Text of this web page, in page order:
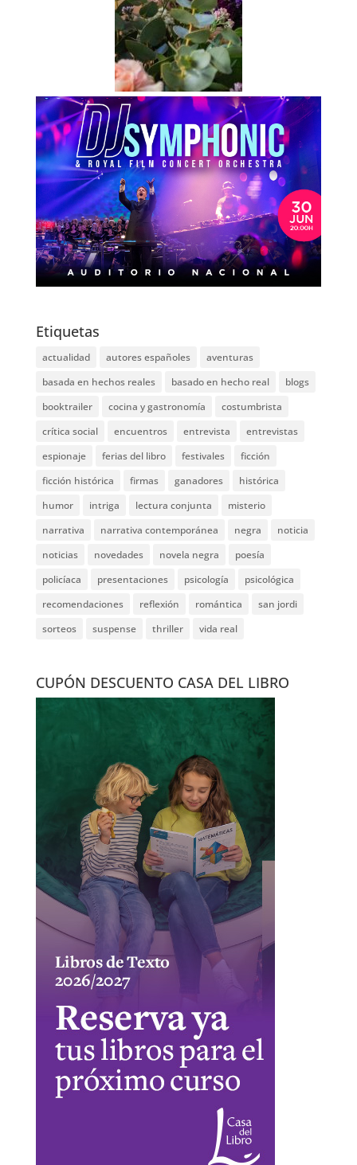
Etiquetas
actualidad autores españoles
aventuras
basada en hechos reales
basado en hecho real
blogs
booktrailer
cocina y gastronomía
costumbrista
crítica social
encuentros entrevista
entrevistas
espionaje
ferias del libro festivales
ficción
ficción histórica
firmas ganadores
histórica
humor
intriga lectura conjunta
misterio
narrativa
narrativa contemporánea negra
noticia
noticias
novedades novela negra
poesía
policíaca
presentaciones psicología
psicológica
recomendaciones
reflexión romántica
san jordi
sorteos
suspense thriller vida real
CUPÓN DESCUENTO CASA DEL LIBRO